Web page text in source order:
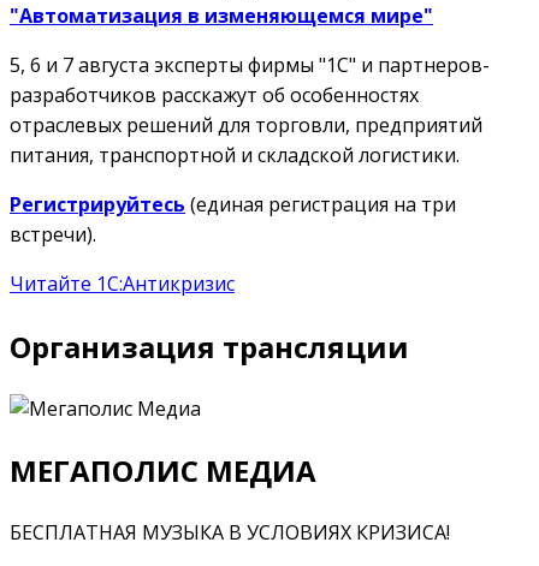
"Автоматизация в изменяющемся мире"
5, 6 и 7 августа эксперты фирмы "1С" и партнеров-
разработчиков расскажут об особенностях
отраслевых решений для торговли, предприятий
питания, транспортной и складской логистики.
Регистрируйтесь (единая регистрация на три
встречи).
Читайте 1С:Антикризис
Организация трансляции
МЕГАПОЛИС МЕДИА
БЕСПЛАТНАЯ МУЗЫКА В УСЛОВИЯХ КРИЗИСА!